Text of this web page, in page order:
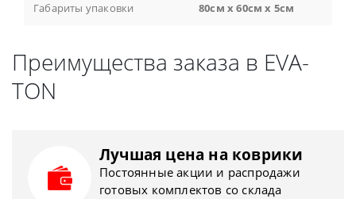
Габариты упаковки 80см x 60см x 5см
Преимущества заказа в EVA-
TON
Лучшая цена на коврики
Постоянные акции и распродажи
готовых комплектов со склада